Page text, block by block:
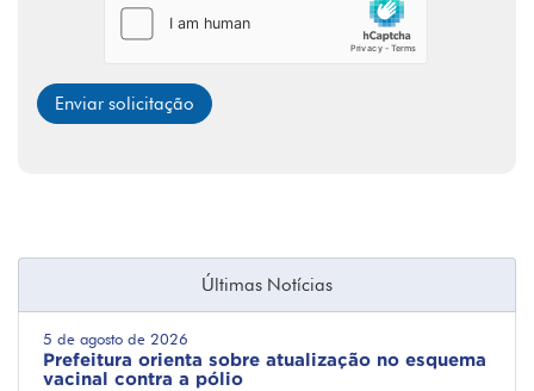
Enviar solicitação
Últimas Notícias
5 de agosto de 2026
Prefeitura orienta sobre atualização no esquema
vacinal contra a pólio